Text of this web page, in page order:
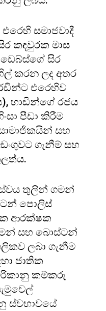
සමාජවාදී
කඳවුරක මාස
සිර
කරන ලද අතර
එරෙහිව
හාඩින්ගේ රජය
පීඩා කිරීම
සහ
ගැනීම් සහ
තුලින් ගමන්
පොලිස්
ආරක්ෂක
සහ බොස්ටන්
ලබා ගැනීම
ජාතික
කම්කරු
ස්වභාවයේ